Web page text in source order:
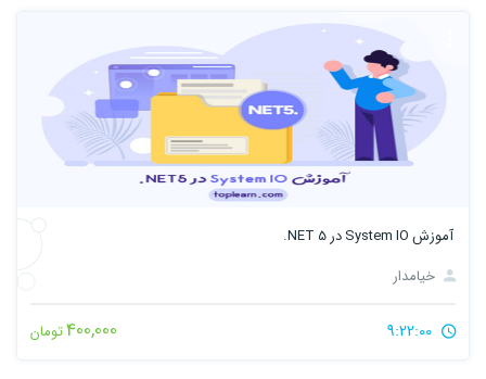
آموزش System IO در NET 5.
خیامدار
400,000تومان